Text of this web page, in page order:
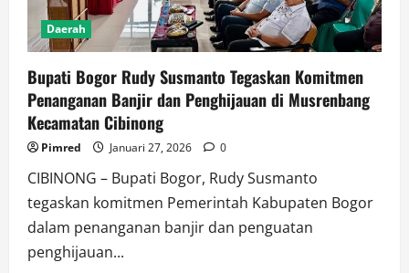
Daerah
Bupati Bogor Rudy Susmanto Tegaskan Komitmen
Penanganan Banjir dan Penghijauan di Musrenbang
Kecamatan Cibinong
Pimred Januari 27, 2026 0
CIBINONG – Bupati Bogor, Rudy Susmanto
tegaskan komitmen Pemerintah Kabupaten Bogor
dalam penanganan banjir dan penguatan
penghijauan...